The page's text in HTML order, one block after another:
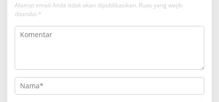
Alamat email Anda tidak akan dipublikasikan. Ruas yang wajib
ditandai *